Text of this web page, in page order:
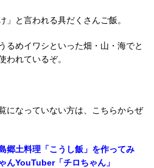
」と言われる具だくさんご飯。
るめイワシといった畑・山・海でと
われているぞ。
になっていない方は、こちらからぜ
郷土料理「こうし飯」を作ってみ
んYouTuber「チロちゃん」